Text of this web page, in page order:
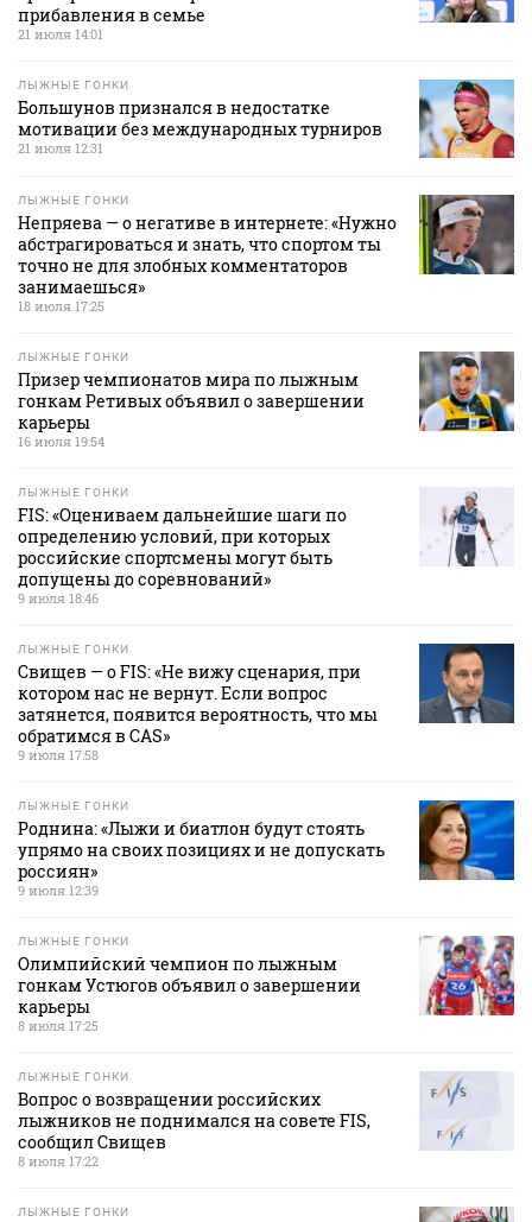
прибавления в семье
21 июля 14:01
ЛЫЖНЫЕ ГОНКИ
Большунов признался в недостатке
мотивации без международных турниров
21 июля 12:31
ЛЫЖНЫЕ ГОНКИ
Непряева — о негативе в интернете: «Нужно
абстрагироваться и знать, что спортом ты
точно не для злобных комментаторов
занимаешься»
18 июля 17:25
ЛЫЖНЫЕ ГОНКИ
Призер чемпионатов мира по лыжным
гонкам Ретивых объявил о завершении
карьеры
16 июля 19:54
ЛЫЖНЫЕ ГОНКИ
FIS: «Оцениваем дальнейшие шаги по
определению условий, при которых
российские спортсмены могут быть
допущены до соревнований»
9 июля 18:46
ЛЫЖНЫЕ ГОНКИ
Свищев — о FIS: «Не вижу сценария, при
котором нас не вернут. Если вопрос
затянется, появится вероятность, что мы
обратимся в CAS»
9 июля 17:58
ЛЫЖНЫЕ ГОНКИ
Роднина: «Лыжи и биатлон будут стоять
упрямо на своих позициях и не допускать
россиян»
9 июля 12:39
ЛЫЖНЫЕ ГОНКИ
Олимпийский чемпион по лыжным
гонкам Устюгов объявил о завершении
карьеры
8 июля 17:25
ЛЫЖНЫЕ ГОНКИ
Вопрос о возвращении российских
лыжников не поднимался на совете FIS,
сообщил Свищев
8 июля 17:22
ЛЫЖНЫЕ ГОНКИ